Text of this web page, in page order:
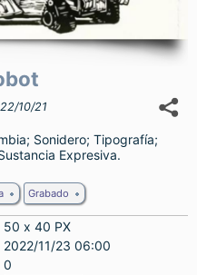
10/21
Sonidero; Tipografía;
Expresiva.
Grabado
50 x 40 PX
2022/11/23 06:00
0